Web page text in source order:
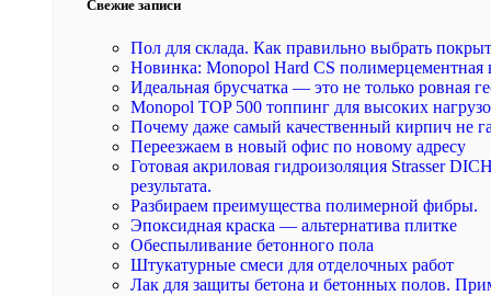
Свежие записи
Пол для склада. Как правильно выбрать
Новинка: Monopol Hard CS полимерцементная
Идеальная брусчатка — это не только ровная
Monopol TOP 500 топпинг для высоких
Почему даже самый качественный кирпич не
Переезжаем в новый офис по новому адресу
Готовая акриловая гидроизоляция Strasser
результата.
Разбираем преимущества полимерной фибры.
Эпоксидная краска — альтернатива плитке
Обеспыливание бетонного пола
Штукатурные смеси для отделочных работ
Лак для защиты бетона и бетонных полов.